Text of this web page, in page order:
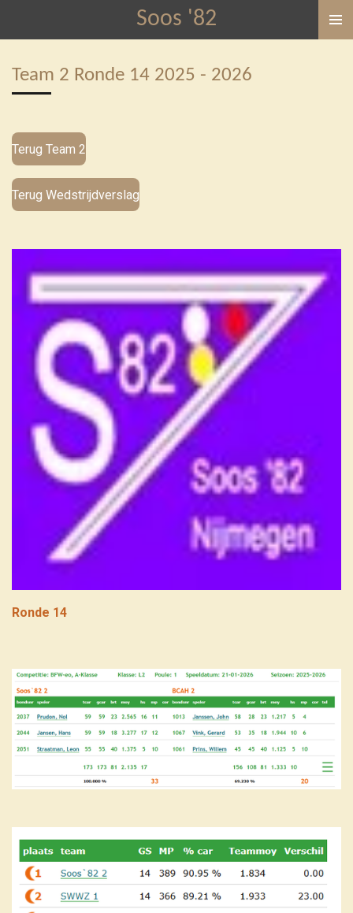
direct
de
hoofdinhoud
Soos '82
Team 2 Ronde 14 2025 - 2026
Terug Team 2
Terug Wedstrijdverslag
Ronde 14